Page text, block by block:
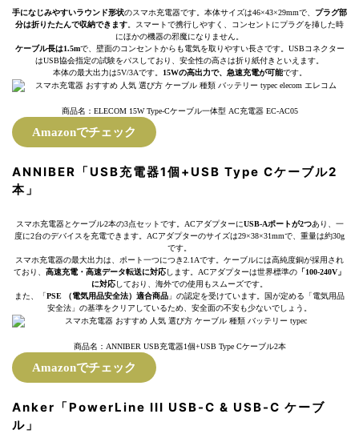
手になじみやすいラウンド形状のスマホ充電器です。本体サイズは46×43×29mmで、 プラグ部
分は折りたたんで収納できます 。スマートで携行しやすく、コンセントにプラグを挿した時
にほかの機器の邪魔になりません。
ケーブル長は1.5mで、壁面のコンセントからも電気を取りやすい長さです。USBコネクター
はUSB協会指定の試験をパスしており、安全性の高さは折り紙付きといえます。
本体の最大出力は5V/3Aです。
15Wの高出力で、急速充電が可能です。
商品名：ELECOM 15W Type-Cケーブル一体型 AC充電器 EC-AC05
Amazonでチェック
ANNIBER「USB充電器1個+USB Type Cケーブル2
本」
スマホ充電器とケーブル2本の3点セットです。ACアダプターにUSB-Aポートが2つあり、一
度に2台のデバイスを充電できます。ACアダプターのサイズは29×38×31mmで、重量は約30g
です。
スマホ充電器の最大出力は、ポート一つにつき2.1Aです。ケーブルには高純度銅が採用され
ており、 高速充電・高速データ転送に対応します。ACアダプターは世界標準の 「100-240V」
に対応しており、海外での使用もスムーズです。
また、「PSE （電気用品安全法）適合商品 」の認定を受けています。国が定める「電気用品
安全法」の基準をクリアしているため、安全面の不安も少ないでしょう。
商品名：ANNIBER USB充電器1個+USB Type Cケーブル2本
Amazonでチェック
Anker「PowerLine III USB-C & USB-C ケーブ
ル」